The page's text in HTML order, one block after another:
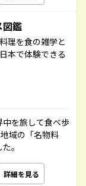
図鑑
理を食の雑学と
本で体験できる
を旅して食べ歩
域の「名物料
。
詳細を見る